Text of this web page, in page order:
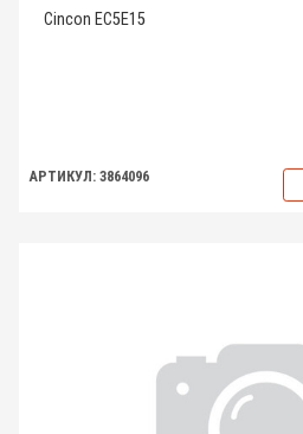
Cincon EC5E15
АРТИКУЛ: 3864096